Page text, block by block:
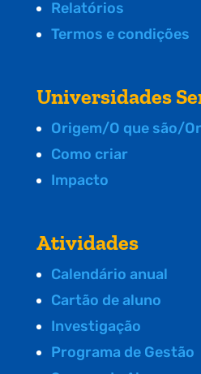
Relatórios
Termos e condições
Universidades
Origem/O que são/
Como criar
Impacto
Atividades
Calendário anual
Cartão de aluno
Investigação
Programa de Gestão